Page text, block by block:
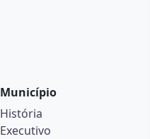
Município
História
Executivo